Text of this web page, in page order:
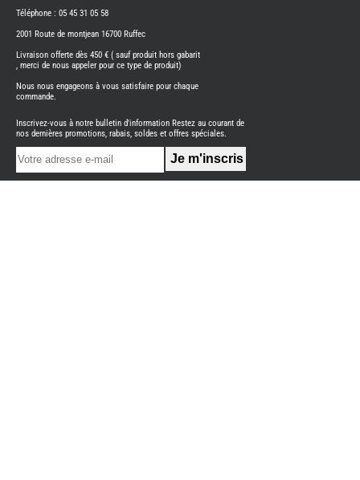
ITINEO
CAMPING-
OCCASION
CARADO
NEUFS
FOURGON
BENIMAR
FOURGON
Téléphone : 05 45 31 05 58
2001 Route de montjean 16700 Ruffec
Livraison offerte dès 450 € ( sauf produit hors gabarit
, merci de nous appeler pour ce type de produit)
Nous nous engageons à vous satisfaire pour chaque
commande.
Inscrivez-vous à notre bulletin d'information Restez au courant de
nos dernières promotions, rabais, soldes et offres spéciales.